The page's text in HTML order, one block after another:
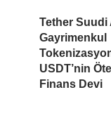
Tether Suudi
Gayrimenkul
USDT’nin
Finans Devi